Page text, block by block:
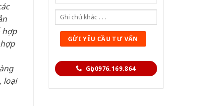
Gọi 0976.169.864
hợp
loại